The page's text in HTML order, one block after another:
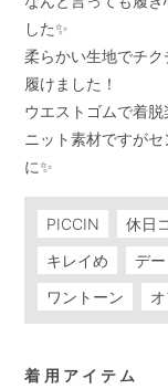
した✨
柔らかい生地でチク
履けました！
ウエストゴムで着
ニット素材ですが
に✨
PICCIN 休日
キレイめ
デー
ワントーン
着用アイテム